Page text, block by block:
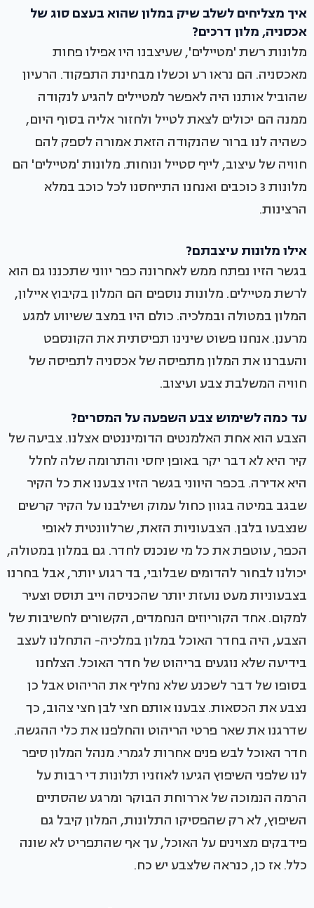
איך מצליחים לשלב שיק במלון שהוא בעצם סוג של
אכסניה, מלון דרכים?
מלונות רשת 'מטיילים', שעיצבנו היו אפילו פחות
מאכסניה. הם נראו רע וכשלו מבחינת התפקוד. הרעיון
שהוביל אותנו היה לאפשר למטיילים להגיע לנקודה
ממנה הם יכולים לצאת לטייל ולחזור אליה בסוף היום,
כשהיה לנו ברור שהנקודה הזאת אמורה לספק להם
חוויה של עיצוב, לייף סטייל ונוחות. מלונות 'מטיילים' הם
מלונות 3 כוכבים ואנחנו התייחסנו לכל כוכב במלא
הרצינות.
אילו מלונות עיצבתם?
בגשר הזיו נפתח ממש לאחרונה כפר יווני שתכננו גם הוא
לרשת מטיילים. מלונות נוספים הם המלון בקיבוץ איילון,
המלון במטולה ובמלכיה. כולם היו במצב ששיווע למגע
מרענן. אנחנו פשוט שינינו תפיסתית את הקונספט
והעברנו את המלון מתפיסה של אכסניה לתפיסה של
חוויה המשלבת צבע ועיצוב.
עד כמה לשימוש צבע השפעה על המסרים?
הצבע הוא אחת האלמנטים הדומיננטים אצלנו. צביעה של
קיר היא לא דבר יקר באופן יחסי והתרומה שלה לחלל
היא אדירה. בכפר היווני בגשר הזיו צבענו את כל הקיר
שבגב במיטה בגוון כחול עמוק ושילבנו על הקיר קרשים
שנצבעו בלבן. הצבעוניות הזאת, שרלוונטית לאופי
הכפר, עוטפת את כל מי שנכנס לחדר. גם במלון במטולה,
יכולנו לבחור להדומים שבלובי, בד רגוע יותר, אבל בחרנו
בצבעוניות מעט נועזת יותר שהכניסה וייב תוסס וצעיר
למקום. אחד הקוריוזים הנחמדים, הקשורים לחשיבות של
הצבע, היה בחדר האוכל במלון במלכיה- התחלנו לעצב
בידיעה שלא נוגעים בריהוט של חדר האוכל. הצלחנו
בסופו של דבר לשכנע שלא נחליף את הריהוט אבל כן
נצבע את הכסאות. צבענו אותם חצי לבן חצי צהוב, כך
שדרגנו את שאר פרטי הריהוט והחלפנו את כלי ההגשה.
חדר האוכל לבש פנים אחרות לגמרי. מנהל המלון סיפר
לנו שלפני השיפוץ הגיעו לאוזניו תלונות די רבות על
הרמה הנמוכה של אררוחת הבוקר ומרגע שהסתיים
השיפוץ, לא רק שהפסיקו התלונות, המלון קיבל גם
פידבקים מצוינים על האוכל, עך אף שהתפריט לא שונה
כלל. אז כן, כנראה שלצבע יש כח.